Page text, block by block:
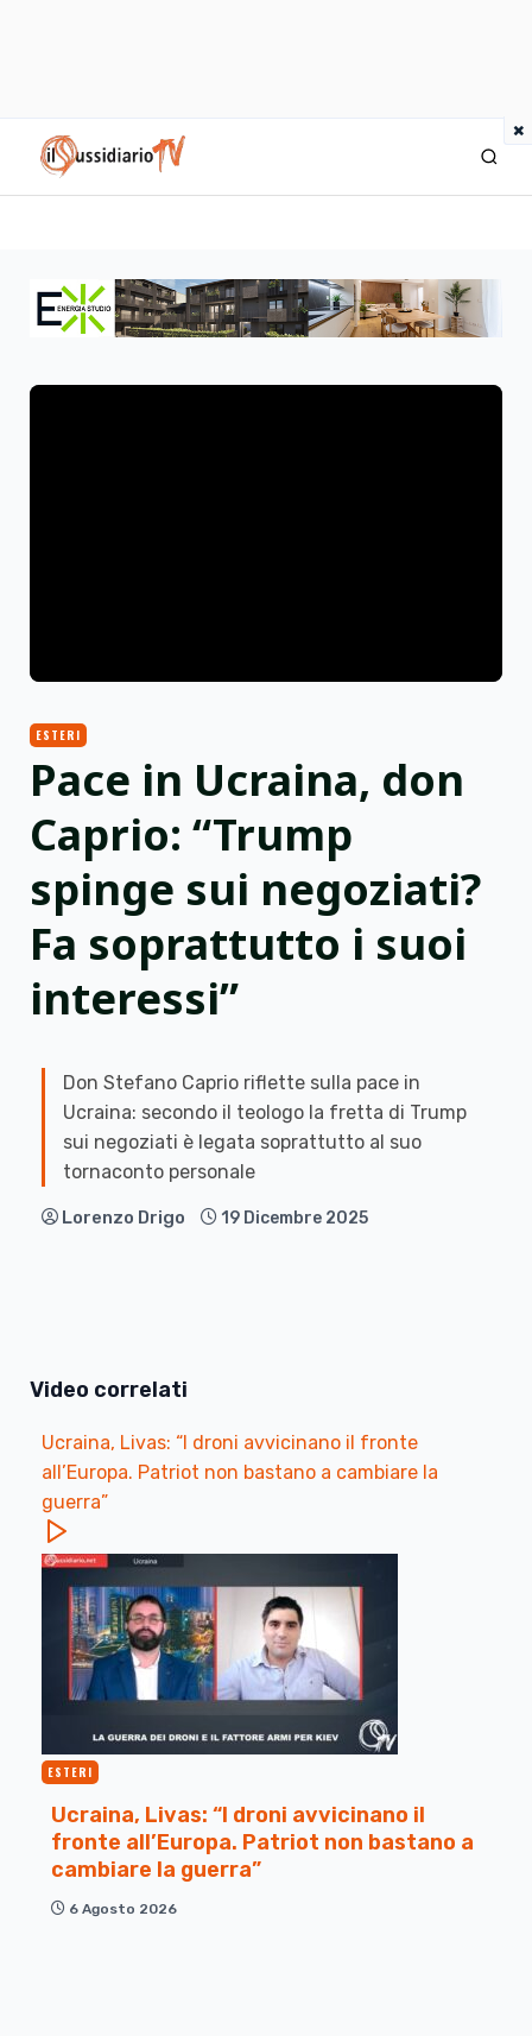
×
IlSussidiario TV
ESTERI
Pace in Ucraina, don
Caprio: “Trump
spinge sui negoziati?
Fa soprattutto i suoi
interessi”
Don Stefano Caprio riflette sulla pace in
Ucraina: secondo il teologo la fretta di Trump
sui negoziati è legata soprattutto al suo
tornaconto personale
Lorenzo Drigo 19 Dicembre 2025
Video correlati
Ucraina, Livas: “I droni avvicinano il fronte
all’Europa. Patriot non bastano a cambiare la
guerra”
ESTERI
Ucraina, Livas: “I droni avvicinano il
fronte all’Europa. Patriot non bastano a
cambiare la guerra”
6 Agosto 2026